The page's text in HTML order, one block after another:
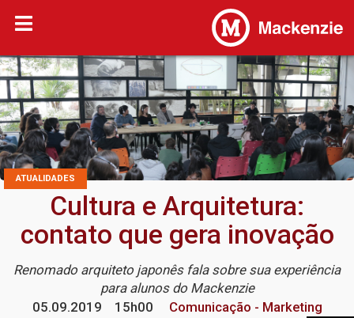
ATUALIDADES
Cultura e Arquitetura:
contato que gera inovação
Renomado arquiteto japonês fala sobre sua experiência
para alunos do Mackenzie
05.09.2019
15h00
Comunicação - Marketing